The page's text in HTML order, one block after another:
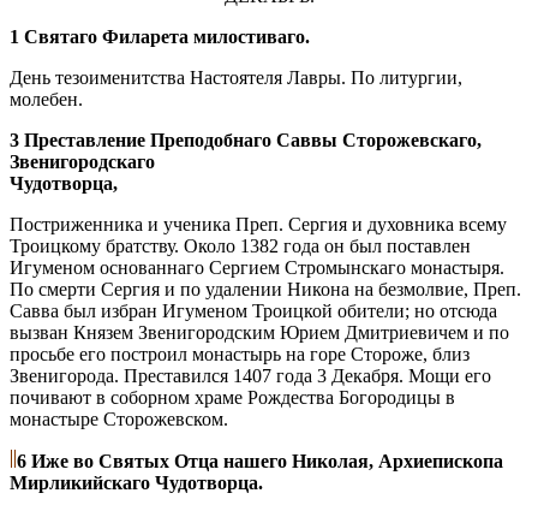
1 Святаго Филарета милостиваго.
День тезоименитства Настоятеля Лавры. По литургии,
молебен.
3 Преставление Преподобнаго Саввы Сторожевскаго,
Звенигородскаго
Чудотворца,
Постриженника и ученика Преп. Сергия и духовника всему
Троицкому братству. Около 1382 года он был поставлен
Игуменом основаннаго Сергием Стромынскаго монастыря.
По смерти Сергия и по удалении Никона на безмолвие, Преп.
Савва был избран Игуменом Троицкой обители; но отсюда
вызван Князем Звенигородским Юрием Дмитриевичем и по
просьбе его построил монастырь на горе Стороже, близ
Звенигорода. Преставился 1407 года 3 Декабря. Мощи его
почивают в соборном храме Рождества Богородицы в
монастыре Сторожевском.
6 Иже во Святых Отца нашего Николая, Архиепископа
Мирликийскаго Чудотворца.